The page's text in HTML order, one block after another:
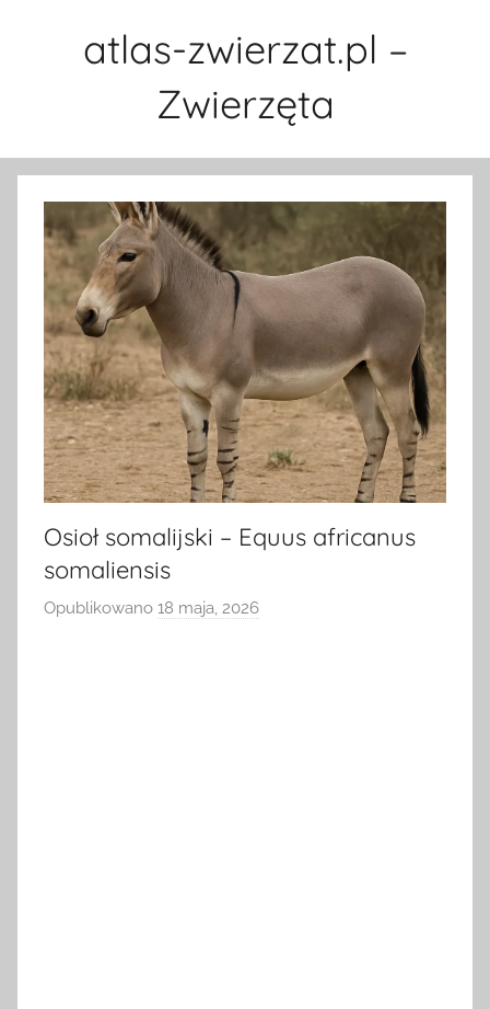
atlas-zwierzat.pl –
Zwierzęta
Osioł somalijski – Equus africanus
somaliensis
Opublikowano 18 maja, 2026